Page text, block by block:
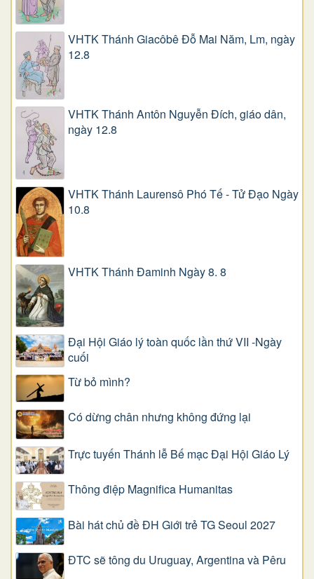
VHTK Thánh Giacôbê Ðỗ Mai Năm, Lm, ngày
12.8
VHTK Thánh Antôn Nguyễn Ðích, giáo dân,
ngày 12.8
VHTK Thánh Laurensô Phó Tế - Tử Đạo Ngày
10.8
VHTK Thánh Đaminh Ngày 8. 8
Đại Hội Giáo lý toàn quốc lần thứ VII -Ngày
cuối
Từ bỏ mình?
Có dừng chân nhưng không đứng lại
Trực tuyến Thánh lễ Bế mạc Đại Hội Giáo Lý
Thông điệp Magnifica Humanitas
Bài hát chủ đề ĐH Giới trẻ TG Seoul 2027
ĐTC sẽ tông du Uruguay, Argentina và Pêru